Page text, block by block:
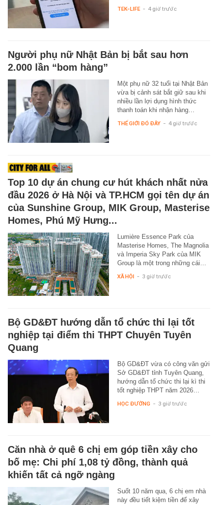
TEK-LIFE - 4 giờ trước
Người phụ nữ Nhật Bản bị bắt sau hơn
2.000 lần “bom hàng”
Một phụ nữ 32 tuổi tại Nhật Bản
vừa bị cảnh sát bắt giữ sau khi
nhiều lần lợi dụng hình thức
thanh toán khi nhận hàng…
THẾ GIỚI ĐÓ ĐÂY - 4 giờ trước
Top 10 dự án chung cư hút khách nhất nửa
đầu 2026 ở Hà Nội và TP.HCM gọi tên dự án
của Sunshine Group, MIK Group, Masterise
Homes, Phú Mỹ Hưng...
Lumière Essence Park của
Masterise Homes, The Magnolia
và Imperia Sky Park của MIK
Group là một trong những cái…
XÃ HỘI - 3 giờ trước
Bộ GD&ĐT hướng dẫn tổ chức thi lại tốt
nghiệp tại điểm thi THPT Chuyên Tuyên
Quang
Bộ GD&ĐT vừa có công văn gửi
Sở GD&ĐT tỉnh Tuyên Quang,
hướng dẫn tổ chức thi lại kì thi
tốt nghiệp THPT năm 2026…
HỌC ĐƯỜNG - 3 giờ trước
Căn nhà ở quê 6 chị em góp tiền xây cho
bố mẹ: Chi phí 1,08 tỷ đồng, thành quả
khiến tất cả ngỡ ngàng
Suốt 10 năm qua, 6 chị em nhà
này đều tiết kiệm tiền để xây